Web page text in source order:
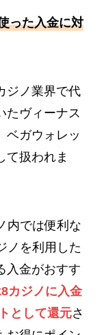
った入金に対
ジノ業界で代
たヴィーナス
ベガウォレッ
て扱われま
内では便利な
ノを利用した
入金がおすす
カジノに入金
として還元さ